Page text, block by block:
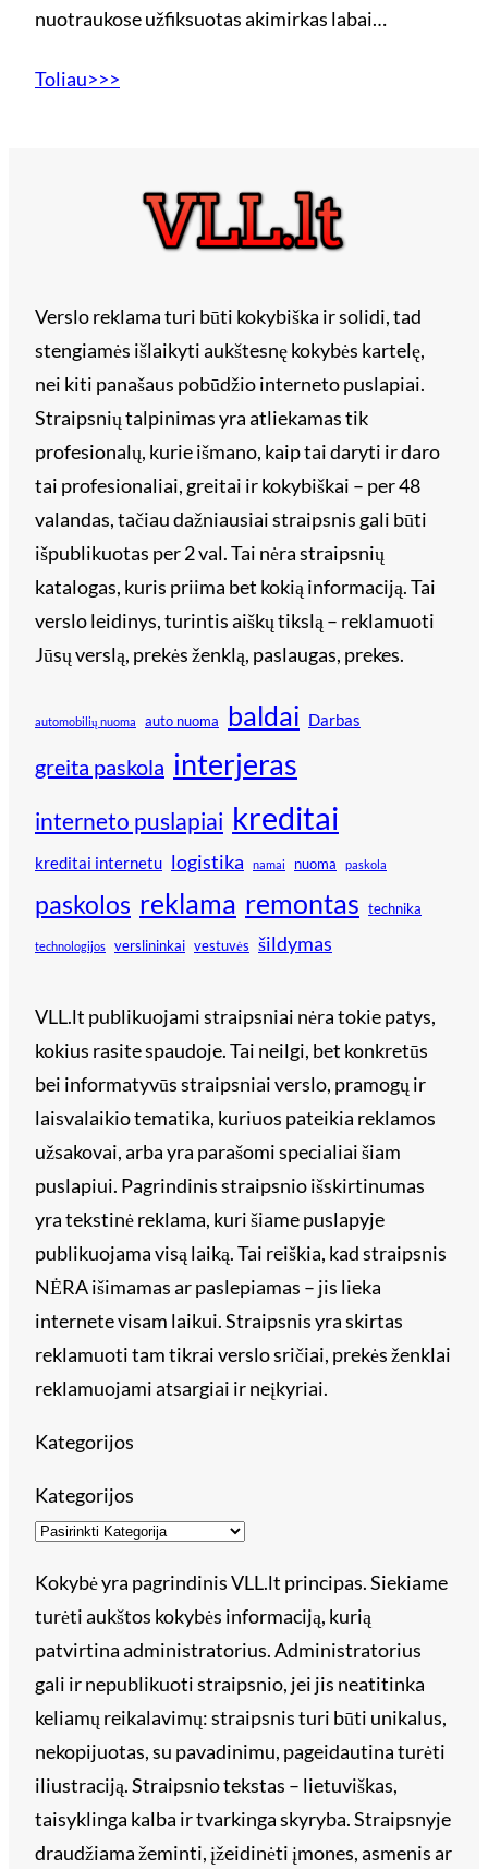
nuotraukose užfiksuotas akimirkas labai…
Toliau>>>
Verslo reklama turi būti kokybiška ir solidi, tad
stengiamės išlaikyti aukštesnę kokybės kartelę,
nei kiti panašaus pobūdžio interneto puslapiai.
Straipsnių talpinimas yra atliekamas tik
profesionalų, kurie išmano, kaip tai daryti ir daro
tai profesionaliai, greitai ir kokybiškai – per 48
valandas, tačiau dažniausiai straipsnis gali būti
išpublikuotas per 2 val. Tai nėra straipsnių
katalogas, kuris priima bet kokią informaciją. Tai
verslo leidinys, turintis aiškų tikslą – reklamuoti
Jūsų verslą, prekės ženklą, paslaugas, prekes.
automobilių nuoma auto nuoma baldai Darbas
greita paskola interjeras
interneto puslapiai kreditai
kreditai internetu logistika namai nuoma paskola
paskolos reklama remontas technika
technologijos verslininkai vestuvės šildymas
VLL.lt publikuojami straipsniai nėra tokie patys,
kokius rasite spaudoje. Tai neilgi, bet konkretūs
bei informatyvūs straipsniai verslo, pramogų ir
laisvalaikio tematika, kuriuos pateikia reklamos
užsakovai, arba yra parašomi specialiai šiam
puslapiui. Pagrindinis straipsnio išskirtinumas
yra tekstinė reklama, kuri šiame puslapyje
publikuojama visą laiką. Tai reiškia, kad straipsnis
NĖRA išimamas ar paslepiamas – jis lieka
internete visam laikui. Straipsnis yra skirtas
reklamuoti tam tikrai verslo sričiai, prekės ženklai
reklamuojami atsargiai ir neįkyriai.
Kategorijos
Kategorijos
Kokybė yra pagrindinis VLL.lt principas. Siekiame
turėti aukštos kokybės informaciją, kurią
patvirtina administratorius. Administratorius
gali ir nepublikuoti straipsnio, jei jis neatitinka
keliamų reikalavimų: straipsnis turi būti unikalus,
nekopijuotas, su pavadinimu, pageidautina turėti
iliustraciją. Straipsnio tekstas – lietuviškas,
taisyklinga kalba ir tvarkinga skyryba. Straipsnyje
draudžiama žeminti, įžeidinėti įmones, asmenis ar